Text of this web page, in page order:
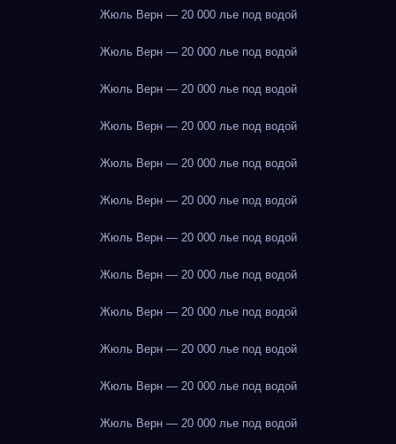
Жюль Верн — 20 000 лье под водой
Жюль Верн — 20 000 лье под водой
Жюль Верн — 20 000 лье под водой
Жюль Верн — 20 000 лье под водой
Жюль Верн — 20 000 лье под водой
Жюль Верн — 20 000 лье под водой
Жюль Верн — 20 000 лье под водой
Жюль Верн — 20 000 лье под водой
Жюль Верн — 20 000 лье под водой
Жюль Верн — 20 000 лье под водой
Жюль Верн — 20 000 лье под водой
Жюль Верн — 20 000 лье под водой